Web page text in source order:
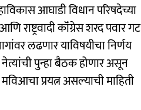
आघाडी विधान परिषदेच्या
राष्ट्रवादी कॉंग्रेस शरद पवार गट
लढणार याविषयीचा निर्णय
पुन्हा बैठक होणार असून
प्रयत्न असल्याची माहिती